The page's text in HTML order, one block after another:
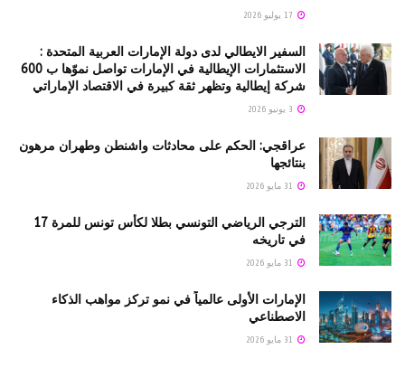
السفير الايطالي لدى دولة الإمارات العربية المتحدة :
الاستثمارات الإيطالية في الإمارات تواصل نموّها ب 600
شركة إيطالية وتظهر ثقة كبيرة في الاقتصاد الإماراتي
عراقجي: الحكم على محادثات واشنطن وطهران مرهون
بنتائجها
الترجي الرياضي التونسي بطلا لكأس تونس للمرة 17
في تاريخه
الإمارات الأولى عالمياً في نمو تركز مواهب الذكاء
الاصطناعي